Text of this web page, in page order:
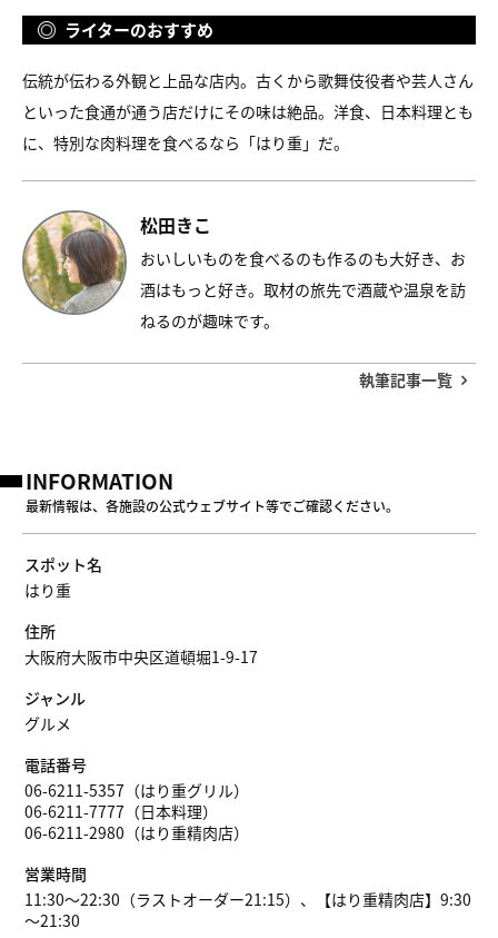
ライターのおすすめ
伝統が伝わる外観と上品な店内。古くから歌舞伎役者や芸人さん
といった食通が通う店だけにその味は絶品。洋食、日本料理とも
に、特別な肉料理を食べるなら「はり重」だ。
松田きこ
おいしいものを食べるのも作るのも大好き、お
酒はもっと好き。取材の旅先で酒蔵や温泉を訪
ねるのが趣味です。
執筆記事一覧
INFORMATION
最新情報は、各施設の公式ウェブサイト等でご確認ください。
スポット名
はり重
住所
大阪府大阪市中央区道頓堀1-9-17
ジャンル
グルメ
電話番号
06-6211-5357（はり重グリル）
06-6211-7777（日本料理）
06-6211-2980（はり重精肉店）
営業時間
11:30～22:30（ラストオーダー21:15）、【はり重精肉店】9:30
～21:30